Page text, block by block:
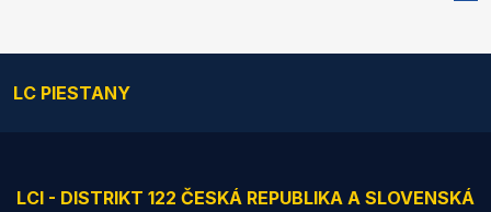
LC PIESTANY
LCI - DISTRIKT 122 ČESKÁ REPUBLIKA A SLOVENSKÁ